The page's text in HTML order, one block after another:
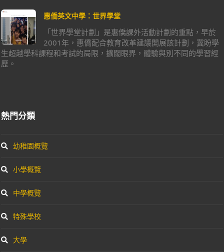
惠僑英文中學：世界學堂
「世界學堂計劃」是惠僑課外活動計劃的重點，早於
2001年，惠僑配合教育改革建議開展該計劃，冀盼學
生超越學科課程和考試的局限，擴闊眼界，體驗與別不同的學習經
歷。
熱門分類
幼稚園概覽
小學概覽
中學概覽
特殊學校
大學